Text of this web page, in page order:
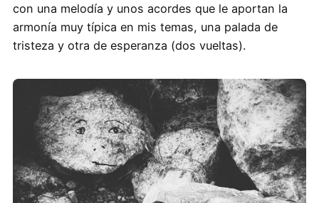
con una melodía y unos acordes que le aportan la
armonía muy típica en mis temas, una palada de
tristeza y otra de esperanza (dos vueltas).